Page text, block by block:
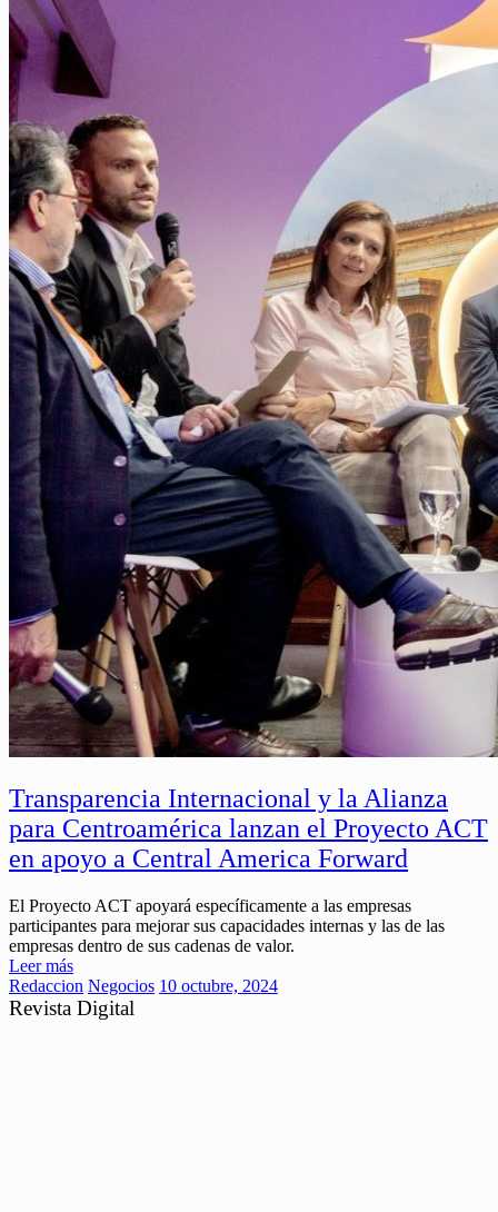
Transparencia Internacional y la Alianza
para Centroamérica lanzan el Proyecto ACT
en apoyo a Central America Forward
El Proyecto ACT apoyará específicamente a las empresas
participantes para mejorar sus capacidades internas y las de las
empresas dentro de sus cadenas de valor.
Leer más
Redaccion Negocios 10 octubre, 2024
Revista Digital